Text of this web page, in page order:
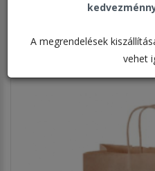
A megrendelések
vehet